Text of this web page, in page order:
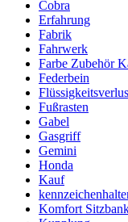
Cobra
Erfahrung
Fabrik
Fahrwerk
Farbe Zubehör
Federbein
Fußrasten
Gabel
Gasgriff
Gemini
Honda
Kauf
Komfort